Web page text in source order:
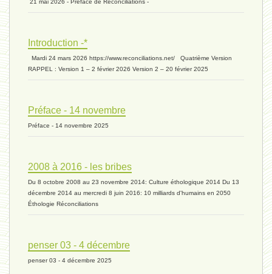
extinction 07 - 18 mai 2024
biomasse - 10 mai 2024*
univers 11 - 28 mars 2024*
21 mai 2026 - Préface de Réconciliations -
Introduction -*
Mardi 24 mars 2026 https://www.reconciliations.net/ Quatrième Version
RAPPEL : Version 1 – 2 février 2026 Version 2 – 20 février 2025
Préface - 14 novembre
Préface - 14 novembre 2025
2008 à 2016 - les bribes
Du 8 octobre 2008 au 23 novembre 2014: Culture éthologique 2014 Du 13
décembre 2014 au mercredi 8 juin 2016: 10 milliards d'humains en 2050
Éthologie Réconciliations
penser 03 - 4 décembre
penser 03 - 4 décembre 2025